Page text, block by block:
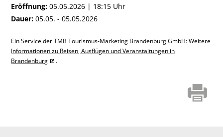
Eröffnung: 05.05.2026 | 18:15 Uhr
Dauer: 05.05. - 05.05.2026
Ein Service der TMB Tourismus-Marketing Brandenburg GmbH: Weitere
Informationen zu Reisen, Ausflügen und Veranstaltungen in
Brandenburg
.